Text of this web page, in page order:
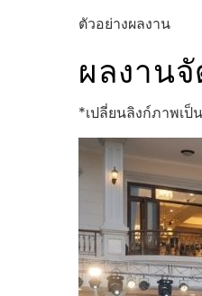
ตัวอย่างผลงาน
ผลงาน
*เปลี่ยนลิงก์ภาพเ